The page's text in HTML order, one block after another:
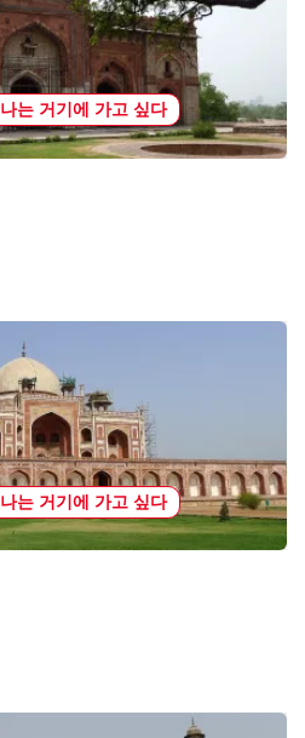
나는 거기에 가고 싶다
나는 거기에 가고 싶다